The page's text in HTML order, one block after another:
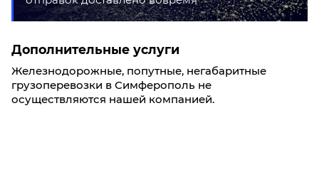
Дополнительные услуги
Железнодорожные, попутные, негабаритные
грузоперевозки в Симферополь не
осуществляются нашей компанией.